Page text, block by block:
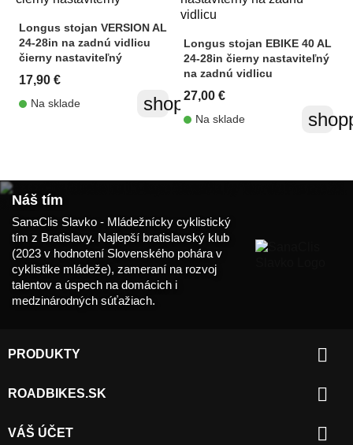
Longus stojan VERSION AL
24-28in na zadnú vidlicu
čierny nastaviteľný
17,90 €
shopping_cart
Na sklade
Longus stojan EBIKE 40 AL
24-28in čierny nastaviteľný
na zadnú vidlicu
27,00 €
Na sklade
Náš tím
SanaClis Slavko - Mládežnícky cyklistický
tím z Bratislavy. Najlepší bratislavský klub
(2023 v hodnotení Slovenského pohára v
cyklistike mládeže), zameraní na rozvoj
talentov a úspech na domácich i
medzinárodných súťažiach.
PRODUKTY 
ROADBIKES.SK 
VÁŠ ÚČET 